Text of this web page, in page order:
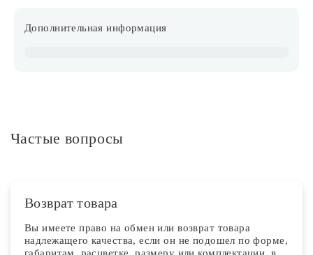
Дополнительная информация
Частые вопросы
Возврат товара
Вы имеете право на обмен или возврат товара
надлежащего качества, если он не подошел по форме,